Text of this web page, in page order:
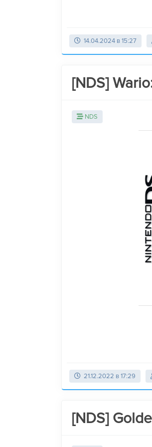
14.04.2024 в 15:27
[NDS]
NDS
21.12.2022 в 17:29
[NDS]